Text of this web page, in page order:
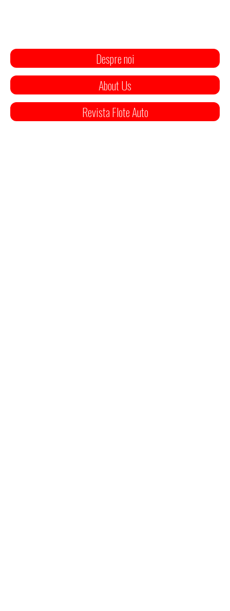
Despre noi
About Us
Revista Flote Auto